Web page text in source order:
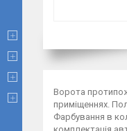
Ворота
приміщеннях.
Фарбування в